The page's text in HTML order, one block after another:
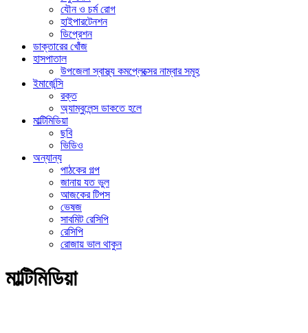
যৌন ও চর্ম রোগ
হাইপারটেনশন
ডিপ্রেশন
ডাক্তারের খোঁজ
হাসপাতাল
উপজেলা স্বাস্থ্য কমপ্লেক্সের নাম্বার সমূহ
ইমার্জেন্সি
রক্ত
অ্যাম্বুলেন্স ডাকতে হলে
মাল্টিমিডিয়া
ছবি
ভিডিও
অন্যান্য
পাঠকের গল্প
জানায় যত ভুল
আজকের টিপস
ভেষজ
সাবমিট রেসিপি
রেসিপি
রোজায় ভাল থাকুন
মাল্টিমিডিয়া